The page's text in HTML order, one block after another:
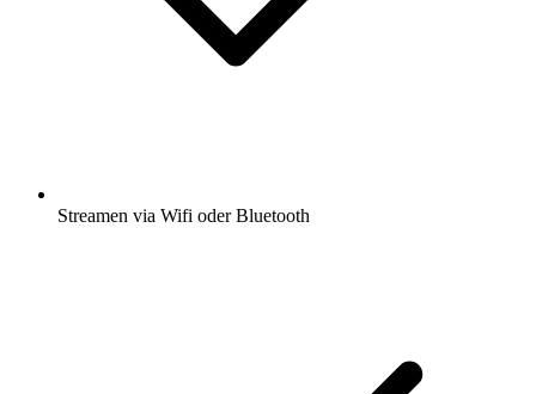
Streamen via Wifi oder Bluetooth